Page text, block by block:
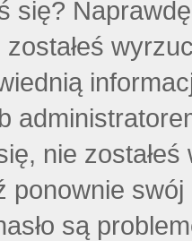
się?
nie
ponownie swój
są